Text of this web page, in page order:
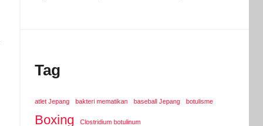
Tag
atlet Jepang bakteri mematikan baseball Jepang botulisme
Boxing Clostridium botulinum